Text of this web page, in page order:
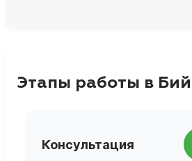
Этапы работы в
Консультация